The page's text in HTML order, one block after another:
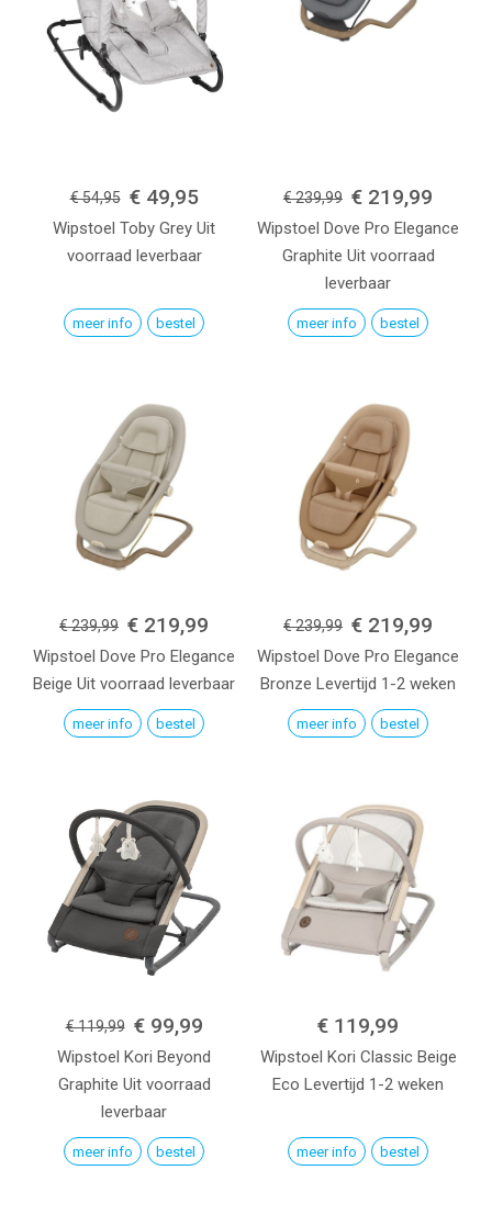
€ 54,95 € 49,95
Wipstoel Toby Grey Uit
voorraad leverbaar
meer info bestel
€ 239,99 € 219,99
Wipstoel Dove Pro Elegance
Graphite Uit voorraad
leverbaar
meer info bestel
€ 239,99 € 219,99
Wipstoel Dove Pro Elegance
Beige Uit voorraad leverbaar
meer info bestel
€ 239,99 € 219,99
Wipstoel Dove Pro Elegance
Bronze Levertijd 1-2 weken
meer info bestel
€ 119,99 € 99,99
Wipstoel Kori Beyond
Graphite Uit voorraad
leverbaar
meer info bestel
€ 119,99
Wipstoel Kori Classic Beige
Eco Levertijd 1-2 weken
meer info bestel